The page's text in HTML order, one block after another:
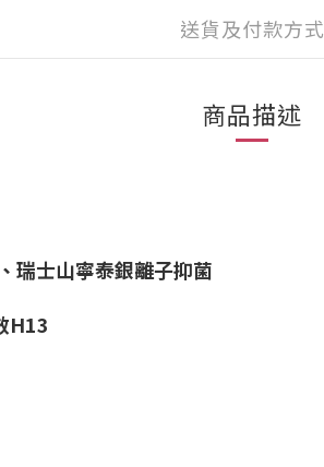
送貨及付款方式
商品描述
瑞士山寧泰銀離子抑菌
H13